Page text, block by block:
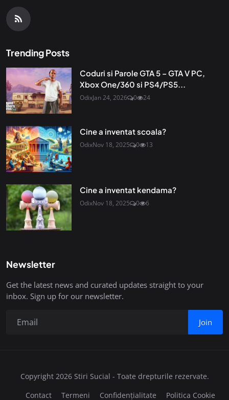
Trending Posts
Coduri si Parole GTA 5 – GTA V PC,
Xbox One/360 si PS4/PS5...
OdixJan 24, 2026 0 24
Cine a inventat scoala?
OdixNov 18, 2025 0 13
Cine a inventat kendama?
OdixNov 18, 2025 0 6
Newsletter
Get the latest news and curated updates straight to your
inbox. Sign up for our newsletter.
Join
Copyright 2026 Stiri Sucial - Toate drepturile rezervate.
Contact
Termeni Confidențialitate Politica Cookie